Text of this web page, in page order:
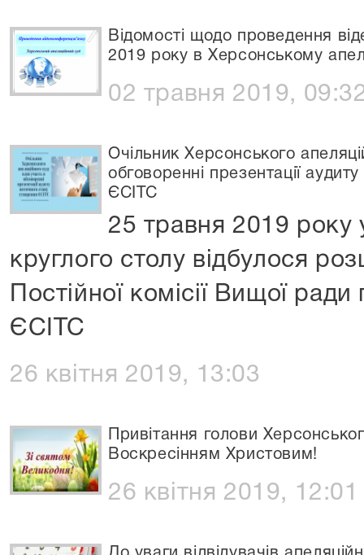
Відомості щодо проведення
2019 року в Херсонському
02 травня 2019,
Очільник Херсонського
обговоренні презентації
ЄСІТС
25 травня 2019 року
круглого столу відбулося
Постійної комісії Вищої
ЄСІТС
26 квітня 2019, 13:03
Привітання голови
Воскресінням Христовим!
26 квітня 2019, 12:01